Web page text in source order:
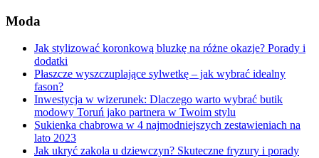
Moda
Jak stylizować koronkową bluzkę na różne okazje? Porady i
dodatki
Płaszcze wyszczuplające sylwetkę – jak wybrać idealny
fason?
Inwestycja w wizerunek: Dlaczego warto wybrać butik
modowy Toruń jako partnera w Twoim stylu
Sukienka chabrowa w 4 najmodniejszych zestawieniach na
lato 2023
Jak ukryć zakola u dziewczyn? Skuteczne fryzury i porady